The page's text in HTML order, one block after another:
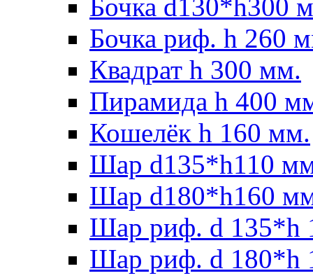
Бочка d130*h300
Бочка риф. h 260
Квадрат h 300 мм.
Пирамида h 400
Кошелёк h 160 мм.
Шар d135*h110
Шар d180*h160
Шар риф. d 135*h
Шар риф. d 180*h